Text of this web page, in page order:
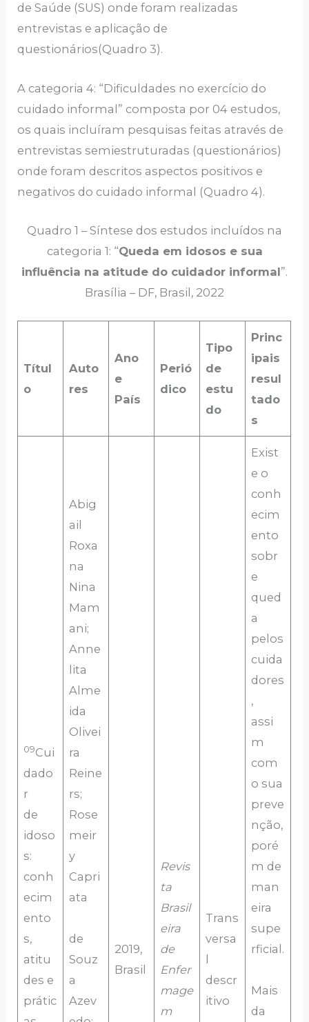
de Saúde (SUS) onde foram realizadas
entrevistas e aplicação de
questionários(Quadro 3).
A categoria 4: “Dificuldades no exercício do
cuidado informal” composta por 04 estudos,
os quais incluíram pesquisas feitas através de
entrevistas semiestruturadas (questionários)
onde foram descritos aspectos positivos e
negativos do cuidado informal (Quadro 4).
Quadro 1 – Síntese dos estudos incluídos na
categoria 1: “Queda em idosos e sua
influência na atitude do cuidador informal”.
Brasília – DF, Brasil, 2022
Títul
o
Auto
res
Ano
e
País
Perió
dico
Tipo
de
estu
do
Princ
ipais
resul
tado
s
09Cui
dado
r
de
idoso
s:
conh
ecim
ento
s,
atitu
des e
prátic
Abig
ail
Roxa
na
Nina
Mam
ani;
Anne
lita
Alme
ida
Olivei
ra
Reine
rs;
Rose
meir
y
Capri
ata
de
Souz
a
Azev
2019,
Brasil
Revis
ta
Brasil
eira
de
Enfer
mage
m
Trans
versa
descr
itivo
Exist
e o
conh
ecim
ento
sobr
e
qued
a
pelos
cuida
dores
,
assi
m
com
o sua
preve
nção,
poré
m de
man
eira
supe
rficial.
Mais
da